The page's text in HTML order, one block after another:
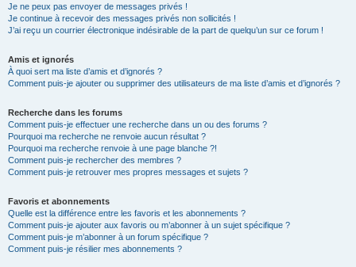
Je ne peux pas envoyer de messages privés !
Je continue à recevoir des messages privés non sollicités !
J’ai reçu un courrier électronique indésirable de la part de quelqu’un sur ce forum !
Amis et ignorés
À quoi sert ma liste d’amis et d’ignorés ?
Comment puis-je ajouter ou supprimer des utilisateurs de ma liste d’amis et d’ignorés ?
Recherche dans les forums
Comment puis-je effectuer une recherche dans un ou des forums ?
Pourquoi ma recherche ne renvoie aucun résultat ?
Pourquoi ma recherche renvoie à une page blanche ?!
Comment puis-je rechercher des membres ?
Comment puis-je retrouver mes propres messages et sujets ?
Favoris et abonnements
Quelle est la différence entre les favoris et les abonnements ?
Comment puis-je ajouter aux favoris ou m’abonner à un sujet spécifique ?
Comment puis-je m’abonner à un forum spécifique ?
Comment puis-je résilier mes abonnements ?